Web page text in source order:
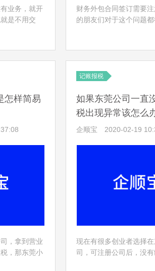
业务，就开
是不用交
财税小编就
财务外包合同签订需要
的朋友们对于这个问题都
具体内容如下所示。
怎样简易
，拿到营业
，那东莞小
记账报税
如果东莞公司一直
税出现异常该怎么
企顺宝 2020-02-19
现在有很多创业者选择
司，可注册公司后，没